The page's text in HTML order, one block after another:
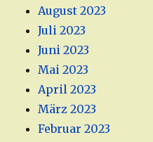
August 2023
Juli 2023
Juni 2023
Mai 2023
April 2023
März 2023
Februar 2023